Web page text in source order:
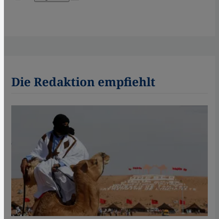
Die Redaktion empfiehlt